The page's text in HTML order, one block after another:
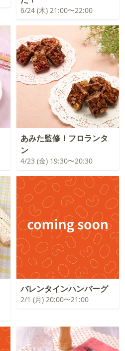
6/24 (木) 21:00〜22:00
あみた監修！フロランタ
ン
4/23 (金) 19:30〜20:30
バレンタインハンバーグ
2/1 (月) 20:00〜21:00